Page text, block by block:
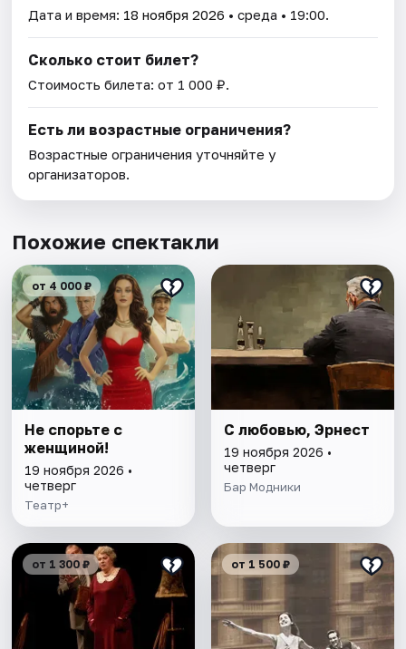
Дата и время: 18 ноября 2026 • среда • 19:00.
Сколько стоит билет?
Стоимость билета: от 1 000 ₽.
Есть ли возрастные ограничения?
Возрастные ограничения уточняйте у
организаторов.
Похожие спектакли
от 4 000 ₽
Не спорьте с
женщиной!
19 ноября 2026 •
четверг
Театр+
С любовью, Эрнест
19 ноября 2026 •
четверг
Бар Модники
от 1 300 ₽ от 1 500 ₽